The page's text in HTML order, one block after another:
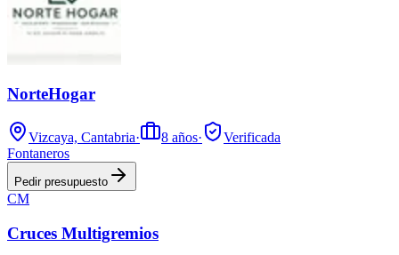
NorteHogar
Vizcaya, Cantabria· 8 años·
Verificada
Fontaneros
Pedir presupuesto
CM
Cruces Multigremios